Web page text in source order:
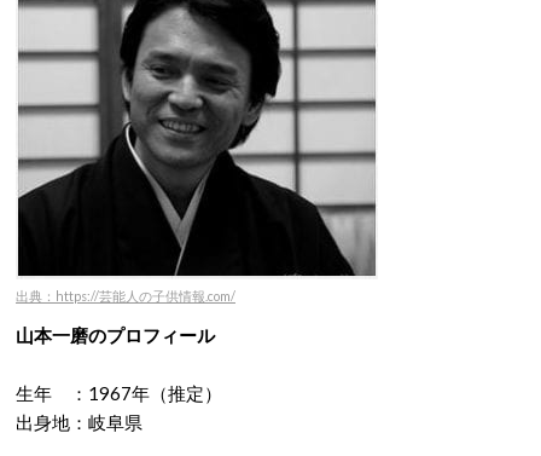
出典：https://芸能人の子供情報.com/
山本一磨のプロフィール
生年 ：1967年（推定）
出身地：岐阜県